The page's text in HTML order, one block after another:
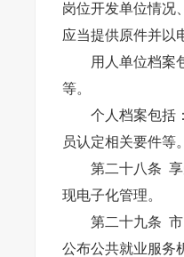
岗位开发单位情况
应当提供原件并以
用人单位档案包
等。
个人档案包括：
员认定相关要件等
第二十八条 享受
现电子化管理。
第二十九条 市、
公布公共就业服务